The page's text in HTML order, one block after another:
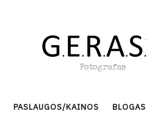
PASLAUGOS/KAINOS BLOGAS